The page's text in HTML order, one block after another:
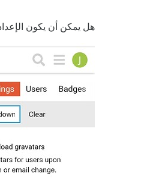
هل يمكن أن يكون